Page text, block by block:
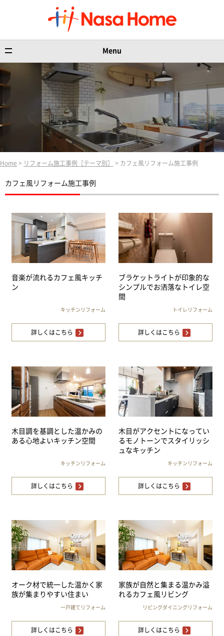
Menu
Home > リフォーム施工事例［テーマ別］ > カフェ風リフォーム施工事例
カフェ風リフォーム施工事例
音楽が流れるカフェ風キッチ
ン
キッチンリフォーム
詳しくはこちら
ブラケットライトが印象的な
シンプルでお洒落なトイレ空
間
トイレリフォーム
詳しくはこちら
木目調を基調とした温かみの
ある心地よいキッチン空間
キッチンリフォーム
詳しくはこちら
木目がアクセントになってい
るモノトーンでスタイリッシ
ュなキッチン
キッチンリフォーム
詳しくはこちら
オーク材で統一した温かく家
族が集まりやすい住まい
一戸建てリフォーム
詳しくはこちら
家族が自然と集まる温かみ溢
れるカフェ風リビング
リビングダイニングリフォーム
詳しくはこちら